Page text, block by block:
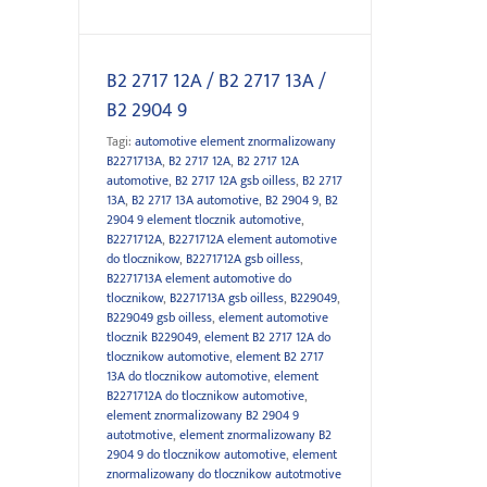
B2 2717 12A / B2 2717 13A /
B2 2904 9
Tagi: automotive element znormalizowany
B2271713A, B2 2717 12A, B2 2717 12A
automotive, B2 2717 12A gsb oilless, B2 2717
13A, B2 2717 13A automotive, B2 2904 9, B2
2904 9 element tlocznik automotive,
B2271712A, B2271712A element automotive
do tlocznikow, B2271712A gsb oilless,
B2271713A element automotive do
tlocznikow, B2271713A gsb oilless, B229049,
B229049 gsb oilless, element automotive
tlocznik B229049, element B2 2717 12A do
tlocznikow automotive, element B2 2717
13A do tlocznikow automotive, element
B2271712A do tlocznikow automotive,
element znormalizowany B2 2904 9
autotmotive, element znormalizowany B2
2904 9 do tlocznikow automotive, element
znormalizowany do tlocznikow autotmotive